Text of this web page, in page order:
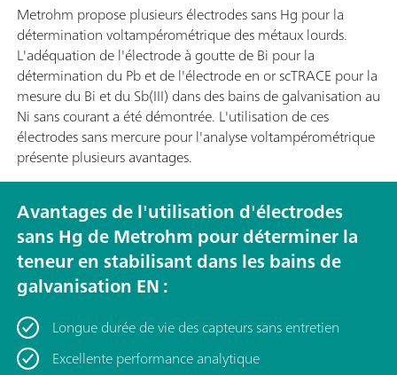
Metrohm propose plusieurs électrodes sans Hg pour la
détermination voltampérométrique des métaux lourds.
L'adéquation de l'électrode à goutte de Bi pour la
détermination du Pb et de l'électrode en or scTRACE pour la
mesure du Bi et du Sb(III) dans des bains de galvanisation au
Ni sans courant a été démontrée. L'utilisation de ces
électrodes sans mercure pour l'analyse voltampérométrique
présente plusieurs avantages.
Avantages de l'utilisation d'électrodes
sans Hg de Metrohm pour déterminer la
teneur en stabilisant dans les bains de
galvanisation EN :
Longue durée de vie des capteurs sans entretien
Excellente performance analytique